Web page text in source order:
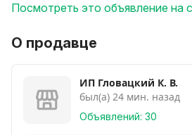
предоставлю весь пакет
редко читаю смс куфар.С
Посмотреть это объявление на
О продавце
ИП Гловацкий К. В.
был(а) 24 мин. назад
Объявлений: 30